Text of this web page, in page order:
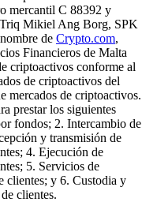
mercantil C 88392 y
Mikiel Ang Borg, SPK
de Crypto.com,
Financieros de Malta
criptoactivos conforme al
de criptoactivos del
mercados de criptoactivos.
prestar los siguientes
fondos; 2. Intercambio de
y transmisión de
4. Ejecución de
5. Servicios de
clientes; y 6. Custodia y
clientes.